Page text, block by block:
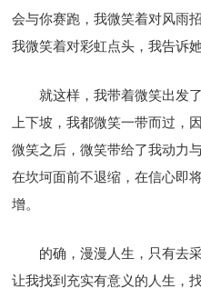
会与你赛跑，我微笑着对风雨
我微笑着对彩虹点头，我告
就这样，我带着微笑出发
上下坡，我都微笑一带而过，
微笑之后，微笑带给了我动力
在坎坷面前不退缩，在信心即
增。
的确，漫漫人生，只有去
让我找到充实有意义的人生，